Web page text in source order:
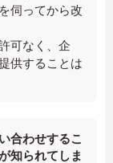
伺ってから改
可なく、企
供することは
合わせするこ
知られてしま